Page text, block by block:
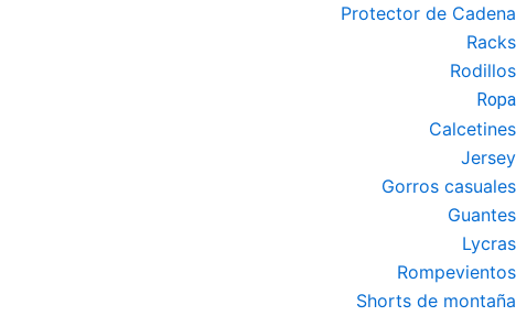
Protector de Cadena
Racks
Rodillos
Ropa
Calcetines
Jersey
Gorros casuales
Guantes
Lycras
Rompevientos
Shorts de montaña